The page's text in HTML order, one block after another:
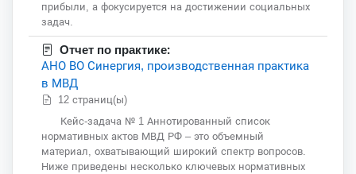
прибыли, а фокусируется на достижении социальных
задач.
Отчет по практике:
АНО ВО Синергия, производственная практика
в МВД
12 страниц(ы)
Кейс-задача № 1 Аннотированный список
нормативных актов МВД РФ – это объемный
материал, охватывающий широкий спектр вопросов.
Ниже приведены несколько ключевых нормативных